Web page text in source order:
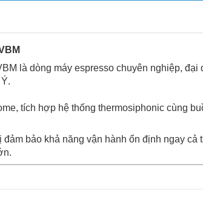
là dòng máy espresso chuyên nghiệp, đại
tích hợp hệ thống thermosiphonic cùng
bảo khả năng vận hành ổn định ngay cả